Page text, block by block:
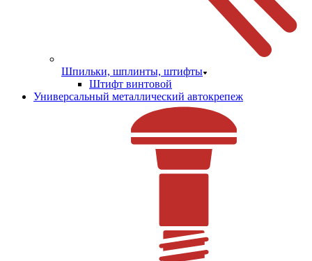
Шпильки, шплинты, штифты
Штифт винтовой
Универсальный металлический автокрепеж